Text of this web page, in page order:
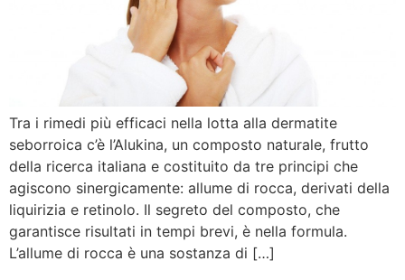
Tra i rimedi più efficaci nella lotta alla dermatite
seborroica c’è l’Alukina, un composto naturale, frutto
della ricerca italiana e costituito da tre principi che
agiscono sinergicamente: allume di rocca, derivati della
liquirizia e retinolo. Il segreto del composto, che
garantisce risultati in tempi brevi, è nella formula.
L’allume di rocca è una sostanza di […]